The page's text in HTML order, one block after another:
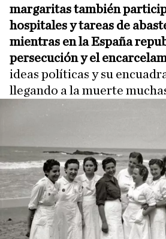
margaritas también
hospitales y tareas de
mientras en la España
persecución y el
ideas políticas y su
llegando a la muerte